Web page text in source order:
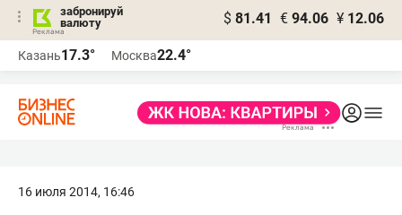
забронируй
валюту
$ 81.41 € 94.06 ¥ 12.06
Казань17.3° Москва22.4°
16 июля 2014, 16:46